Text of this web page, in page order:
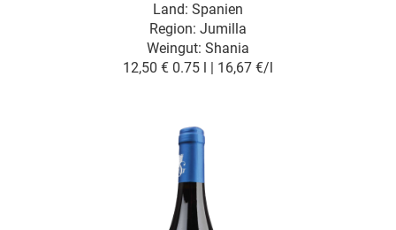
Weingut: Shania
Land: Spanien
Region: Jumilla
12,50 € 0.75 l | 16,67 €/l